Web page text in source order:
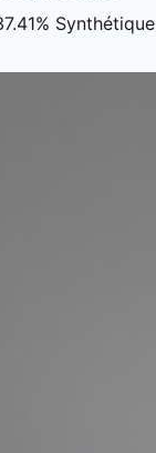
Synthétique